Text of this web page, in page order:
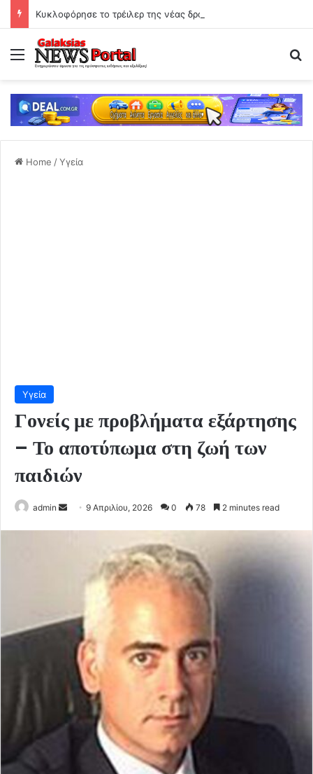
Menu
Home /Υγεία
Υγεία
Γονείς με προβλήματα εξάρτησης
– Το αποτύπωμα στη ζωή των
παιδιών
admin
Send9 Απριλίου, 2026 0 78 2 minutes read